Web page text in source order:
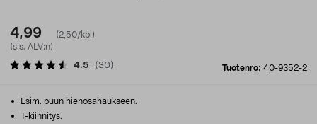
4,99
(2,50/kpl)
(sis. ALV:n)
Tuotenro: 40-9352-2
4.5 (30)
Esim. puun hienosahaukseen.
T-kiinnitys.